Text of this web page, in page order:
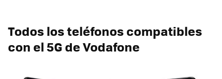
Todos los teléfonos compatibles
con el 5G de Vodafone